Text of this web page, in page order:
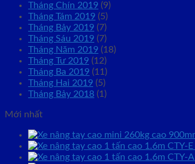
Tháng Chín 2019 (9)
Tháng Tám 2019 (5)
Tháng Bảy 2019 (7)
Tháng Sáu 2019 (7)
Tháng Năm 2019 (18)
Tháng Tư 2019 (12)
Tháng Ba 2019 (11)
Tháng Hai 2019 (5)
Tháng Bảy 2018 (1)
Mới nhất